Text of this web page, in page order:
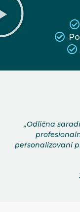
„Odlična
personalizovani